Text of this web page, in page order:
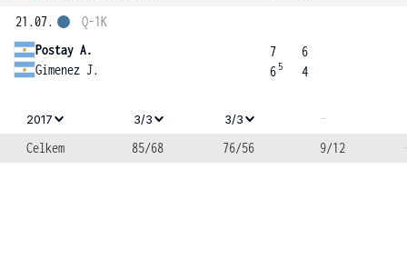
21.07.
Postay A.
Gimenez J.
Q-1K
7
6 5
6
4
2017 3/3 3/3
-
Celkem
85/68 76/56 9/12